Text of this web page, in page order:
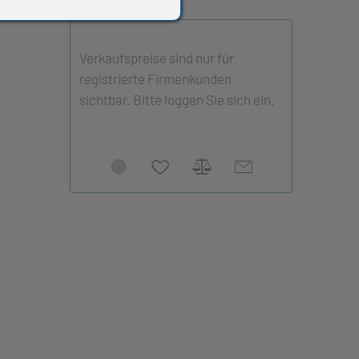
Verkaufspreise sind nur für
registrierte Firmenkunden
sichtbar. Bitte loggen Sie sich ein.